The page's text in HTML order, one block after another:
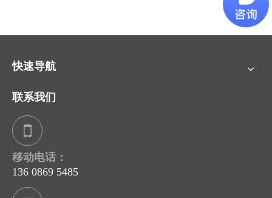
快速导航
联系我们
移动电话：
136 0869 5485